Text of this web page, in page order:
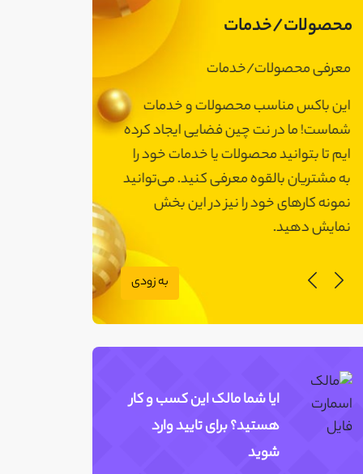
محصولات/خدمات
معرفی محصولات/خدمات
این باکس مناسب محصولات و خدمات
شماست! ما در نت چین فضایی ایجاد کرده
ایم تا بتوانید محصولات یا خدمات خود را
به مشتریان بالقوه معرفی کنید. می‌توانید
نمونه کارهای خود را نیز در این بخش
نمایش دهید.
شماست! ما در
نمونه کارهای
نمایش دهید.
به زودی
ایا شما مالک این کسب و کار
هستید؟ برای تایید وارد
شوید